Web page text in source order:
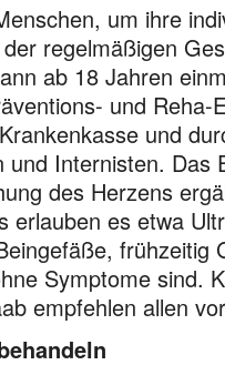
um ihre
regelmäßigen
ab 18 Jahren
und
und
Internisten. Das
des Herzens
es etwa
frühzeitig
Symptome sind.
empfehlen allen